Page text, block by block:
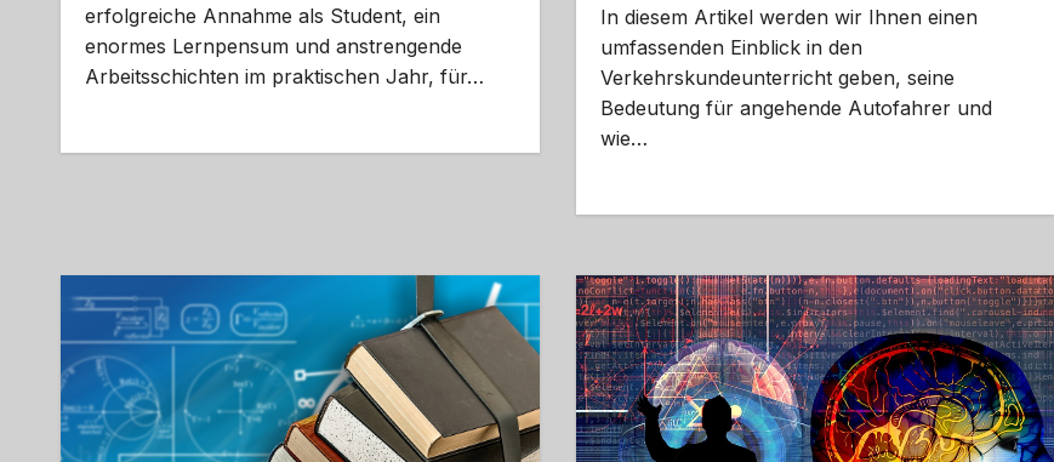
erfolgreiche Annahme als Student, ein
enormes Lernpensum und anstrengende
Arbeitsschichten im praktischen Jahr, für…
In diesem Artikel werden wir Ihnen einen
umfassenden Einblick in den
Verkehrskundeunterricht geben, seine
Bedeutung für angehende Autofahrer und
wie…